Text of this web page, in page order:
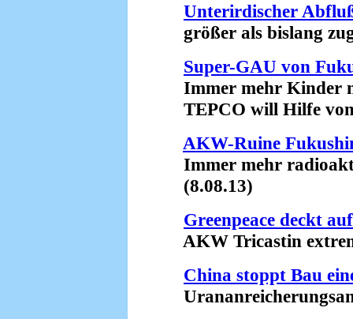
Unterirdischer
größer als bislang
Super-GAU von
Immer mehr Kinder
TEPCO will Hilfe von
AKW-Ruine
Immer mehr
(8.08.13)
Greenpeace deckt auf
AKW Tricastin
China stoppt Bau